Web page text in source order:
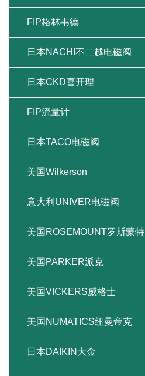
FIP格林韦德
日本NACHI不二越电磁阀
日本CKD喜开理
FIP流量计
日本TACO电磁阀
美国Wilkerson
意大利UNIVER电磁阀
美国ROSEMOUNT罗斯蒙特
美国PARKER派克
美国VICKERS威格士
美国NUMATICS纽曼帝克
日本DAIKIN大金